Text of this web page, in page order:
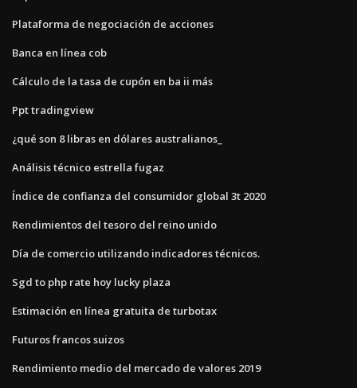
Plataforma de negociación de acciones
Banca en línea cob
Cálculo de la tasa de cupón en ba ii más
Ppt tradingview
¿qué son 8 libras en dólares australianos_
Análisis técnico estrella fugaz
Índice de confianza del consumidor global 3t 2020
Rendimientos del tesoro del reino unido
Día de comercio utilizando indicadores técnicos.
Sgd to php rate hoy lucky plaza
Estimación en línea gratuita de turbotax
Futuros francos suizos
Rendimiento medio del mercado de valores 2019